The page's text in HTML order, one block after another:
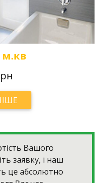
м.кв
Вашого
заявку, і наш
це абсолютно